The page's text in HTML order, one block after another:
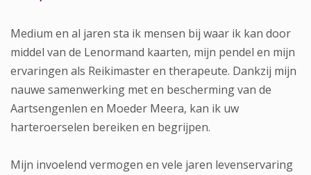
Medium en al jaren sta ik mensen bij waar ik kan door
middel van de Lenormand kaarten, mijn pendel en mijn
ervaringen als Reikimaster en therapeute. Dankzij mijn
nauwe samenwerking met en bescherming van de
Aartsengenlen en Moeder Meera, kan ik uw
harteroerselen bereiken en begrijpen.
Mijn invoelend vermogen en vele jaren levenservaring